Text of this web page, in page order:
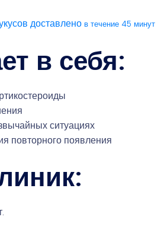
доставлено в течение 45 минут
в себя:
ситуациях
повторного появления